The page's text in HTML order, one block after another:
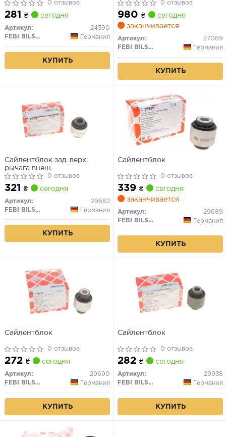
0 отзывов
281 ₴ сегодня
Артикул:
24390
FEBI BILSTEIN
Германия
КУПИТЬ
0 отзывов
980 ₴
сегодня
заканчивается
Артикул:
27069
FEBI BILSTEIN
Германия
КУПИТЬ
Сайлентблок зад. верх.
рычага внеш.
0 отзывов
321 ₴ сегодня
Артикул:
29682
FEBI BILSTEIN
Германия
КУПИТЬ
Сайлентблок
0 отзывов
339 ₴
сегодня
заканчивается
Артикул:
29689
FEBI BILSTEIN
Германия
КУПИТЬ
Сайлентблок
0 отзывов
272 ₴ сегодня
Артикул:
29690
FEBI BILSTEIN
Германия
КУПИТЬ
Сайлентблок
0 отзывов
282 ₴ сегодня
Артикул:
29938
FEBI BILSTEIN
Германия
КУПИТЬ